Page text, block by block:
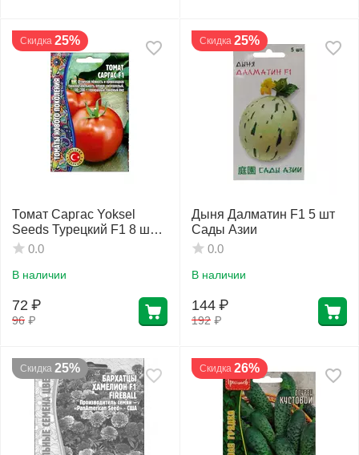
Скидка 25%
Томат Саргас Yoksel
Seeds Турецкий F1 8 шт
РЕДКИЕ СЕМЕНА
0.0
В наличии
96 ₽
72 ₽
Скидка 25%
Дыня Далматин F1 5 шт
Сады Азии
0.0
В наличии
192 ₽
144 ₽
Скидка 25% Скидка 26%